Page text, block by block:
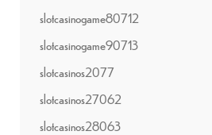
slotcasinogame80712
slotcasinogame90713
slotcasinos2077
slotcasinos27062
slotcasinos28063